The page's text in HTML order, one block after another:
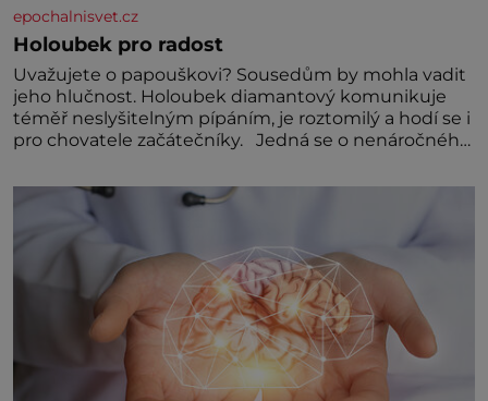
epochalnisvet.cz
Holoubek pro radost
Uvažujete o papouškovi? Sousedům by mohla vadit
jeho hlučnost. Holoubek diamantový komunikuje
téměř neslyšitelným pípáním, je roztomilý a hodí se i
pro chovatele začátečníky. Jedná se o nenáročného
Hodně času tráví na zemi, kde sbírá zbytky semínek
Jeho domovinou je prakticky celá Austrálie s
výjimkou pobřežní oblasti.